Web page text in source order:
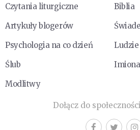
Czytania liturgiczne
Biblia
Artykuły blogerów
Psychologia na co dzień
Ślub
Modlitwy
Dołącz do